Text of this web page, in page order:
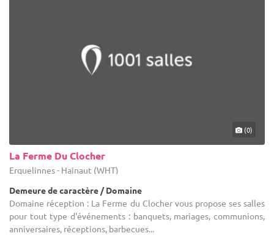
(0)
La Ferme Du Clocher
Erquelinnes - Hainaut (WHT)
Demeure de caractère / Domaine
Domaine réception : La Ferme du Clocher vous propose ses salles
pour tout type d'événements : banquets, mariages, communions,
anniversaires, réceptions, barbecues...